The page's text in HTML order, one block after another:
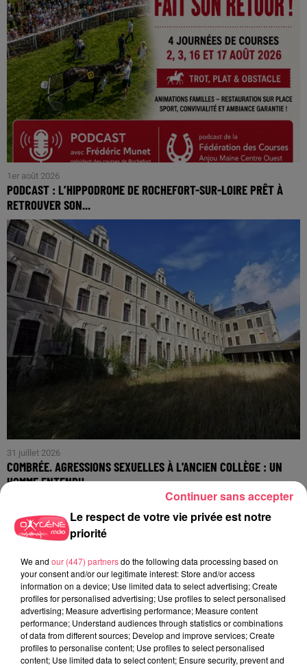
1er août 2026
PODCAST : L’HIPPODROME DE ROCHEFORT-SUR-LOIRE PRÊT À
RETROUVER SON...
31 juillet 2026
COMBRÉE. AGRESSIONS SEXUELLES À L'ANCIEN COLLÈGE : UN
HOMME ENTENDU...
Le respect de votre vie privée est notre
priorité
We and our (447) partnersdo the following data processing based on
your consent and/or our legitimate interest: Store and/or access
information on a device; Use limited data to select advertising; Create
profiles for personalised advertising; Use profiles to select personalised
advertising; Measure advertising performance; Measure content
performance; Understand audiences through statistics or combinations
of data from different sources; Develop and improve services; Create
profiles to personalise content; Use profiles to select personalised
content; Use limited data to select content; Ensure security, prevent and
Continuer sans accepter